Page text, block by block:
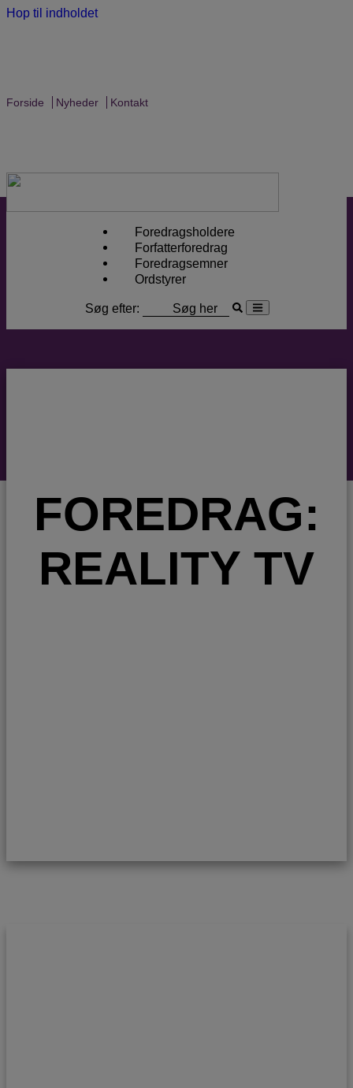
Hop til indholdet
Forside Nyheder Kontakt
Foredragsholdere
Forfatterforedrag
Foredragsemner
Ordstyrer
Søg efter:
FOREDRAG:
REALITY TV